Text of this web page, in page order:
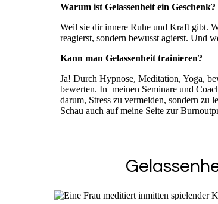
Warum ist Gelassenheit ein Geschenk?
Weil sie dir innere Ruhe und Kraft gibt.
reagierst, sondern bewusst agierst. Und
Kann man Gelassenheit trainieren?
Ja! Durch Hypnose, Meditation, Yoga,
bewerten. In meinen Seminare und
darum, Stress zu vermeiden, sondern zu
Schau auch auf meine Seite zur